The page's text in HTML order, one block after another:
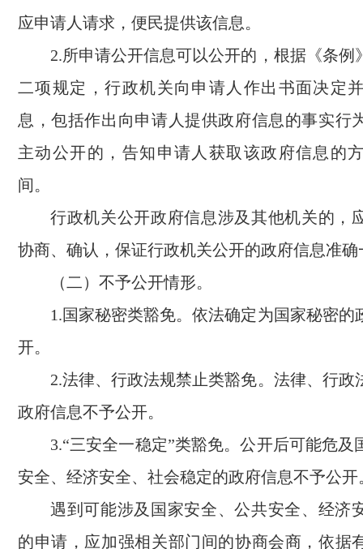
应申请人请求，便民提供该信息。
2.所申请公开信息可以公开的，根据《条例
二项规定，行政机关向申请人作出书面决定
息，包括作出向申请人提供政府信息的事实行
主动公开的，告知申请人获取该政府信息的
间。
行政机关公开政府信息涉及其他机关的，
协商、确认，保证行政机关公开的政府信息准确
（二）不予公开情形。
1.国家秘密类豁免。依法确定为国家秘密的
开。
2.法律、行政法规禁止类豁免。法律、行政
政府信息不予公开。
3.“三安全一稳定”类豁免。公开后可能危及
安全、经济安全、社会稳定的政府信息不予公开
遇到可能涉及国家安全、公共安全、经济
的申请，应加强相关部门间的协商会商，依据